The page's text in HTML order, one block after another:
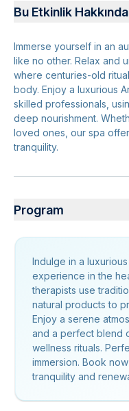
Bu Etkinlik Hakkında
Immerse yourself in an
like no other. Relax and
where centuries-old
body. Enjoy a luxurious
skilled professionals,
deep nourishment.
loved ones, our spa
tranquility.
Program
Indulge in a
experience in the
therapists use
natural products to
Enjoy a serene
and a perfect blend
wellness rituals.
immersion. Book
tranquility and